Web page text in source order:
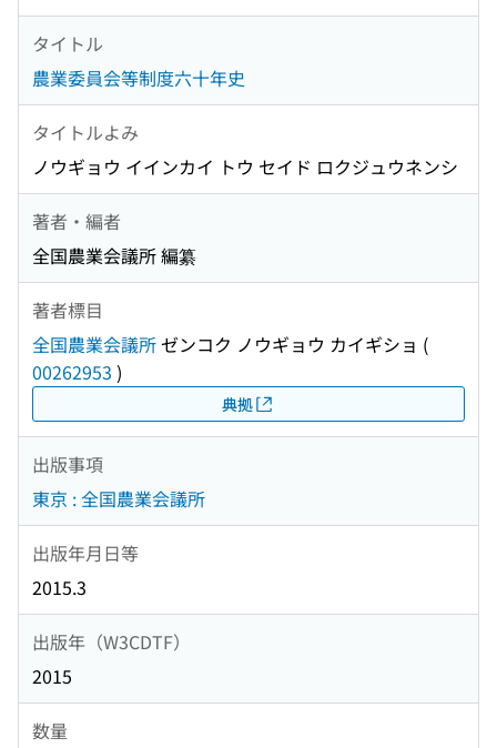
タイトル
農業委員会等制度六十年史
タイトルよみ
ノウギョウ イインカイ トウ セイド ロクジュウネンシ
著者・編者
全国農業会議所 編纂
著者標目
全国農業会議所ゼンコク ノウギョウ カイギショ (
00262953 )
典拠
出版事項
東京 : 全国農業会議所
出版年月日等
2015.3
出版年（W3CDTF）
2015
数量